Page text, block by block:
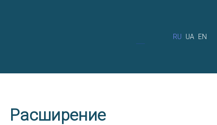
RU UA EN
Расширение